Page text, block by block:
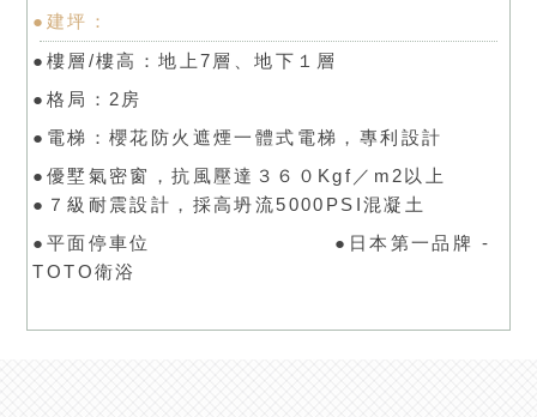
●建坪：
●樓層/樓高：地上7層、地下１層
●格局：2房
●電梯：櫻花防火遮煙一體式電梯，專利設計
●優墅氣密窗，抗風壓達３６０Kgf／m2以上
●７級耐震設計，採高坍流5000PSI混凝土
●平面停車位 ●日本第一品牌 -
TOTO衛浴